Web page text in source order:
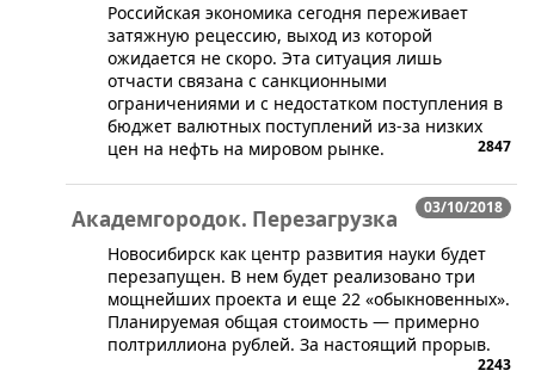
​Российская экономика сегодня переживает
затяжную рецессию, выход из которой
ожидается не скоро. Эта ситуация лишь
отчасти связана с санкционными
ограничениями и с недостатком поступления в
бюджет валютных поступлений из-за низких
цен на нефть на мировом рынке.
2847
03/10/2018
Академгородок. Перезагрузка
​Новосибирск как центр развития науки будет
перезапущен. В нем будет реализовано три
мощнейших проекта и еще 22 «обыкновенных».
Планируемая общая стоимость — примерно
полтриллиона рублей. За настоящий прорыв.
2243